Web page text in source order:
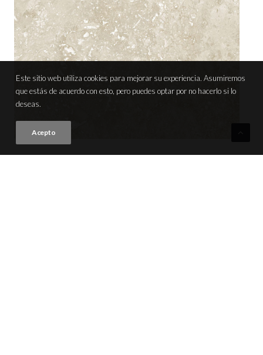
Este sitio web utiliza cookies para mejorar su experiencia. Asumiremos
que estás de acuerdo con esto, pero puedes optar por no hacerlo si lo
deseas.
Acepto